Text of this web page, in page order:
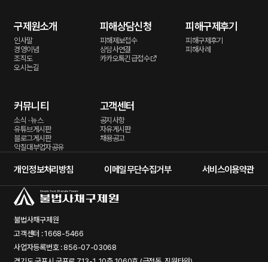
구제원소개
인사말
경영이념
조직도
오시는길
피해상담신청
피해제보접수
상담사연결
카카오톡긴급접수
피해구제후기
피해구제후기
피해사례
커뮤니티
소식 · 뉴스
유튜브게시판
블로그게시판
악질대부업자공유
고객센터
공지사항
자유게시판
채용공고
개인정보처리방침 이메일무단수집거부 서비스이용약관
불법사채구제원
고객센터 : 1668-5466
사업자등록번호 : 856-07-03068